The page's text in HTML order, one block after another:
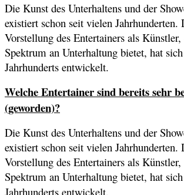
Die Kunst des Unterhaltens und der
existiert schon seit vielen Jahrhunderten.
Vorstellung des Entertainers als
Spektrum an Unterhaltung bietet, hat
Jahrhunderts entwickelt.
Welche Entertainer sind bereits sehr
(geworden)?
Die Kunst des Unterhaltens und der
existiert schon seit vielen Jahrhunderten.
Vorstellung des Entertainers als
Spektrum an Unterhaltung bietet, hat
Jahrhunderts entwickelt.